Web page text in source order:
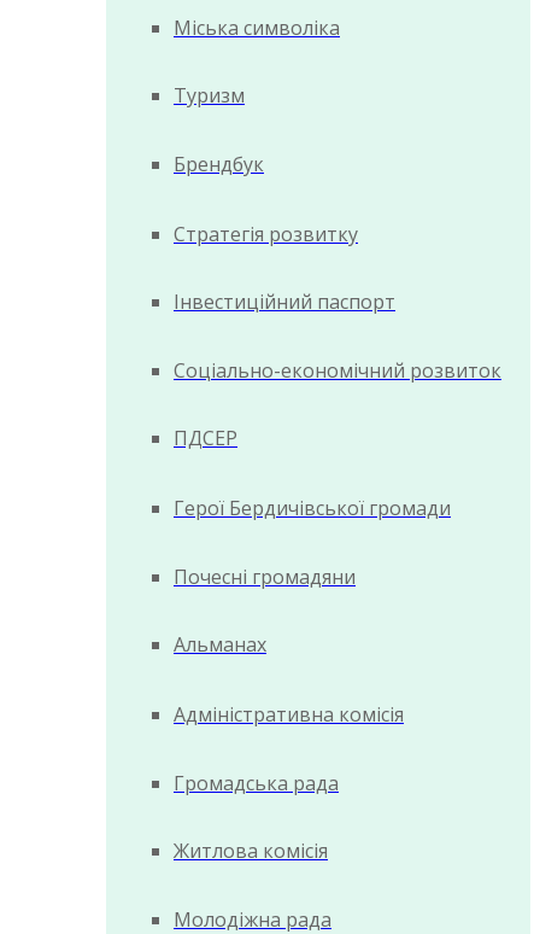
Міська символіка
Туризм
Брендбук
Стратегія розвитку
Інвестиційний паспорт
Соціально-економічний розвиток
ПДСЕР
Герої Бердичівської громади
Почесні громадяни
Альманах
Адміністративна комісія
Громадська рада
Житлова комісія
Молодіжна рада